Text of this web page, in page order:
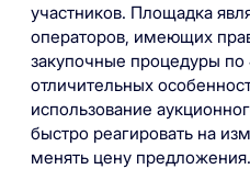
участников. Площадка
операторов, имеющих
закупочные процедуры
отличительных
использование
быстро реагировать на
менять цену